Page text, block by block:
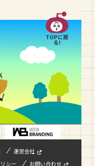
TOPに戻
る!
運営会社
シー お問い合わせ